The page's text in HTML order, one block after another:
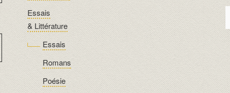
Essais
& Littérature
Essais
Romans
Poésie